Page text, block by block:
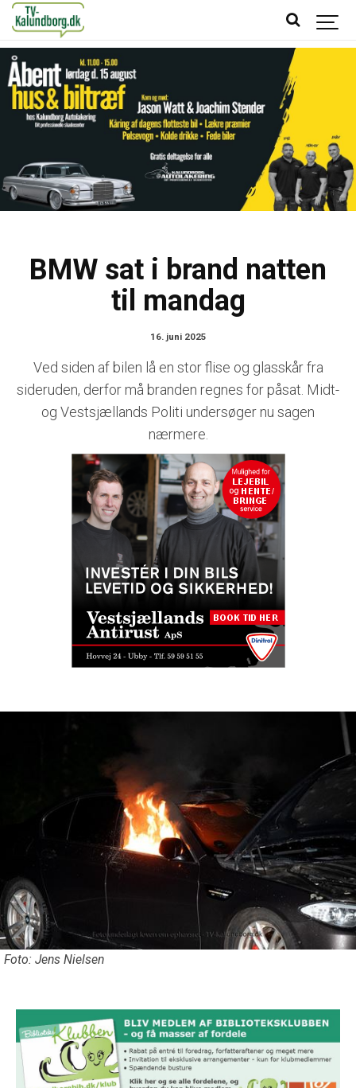
BMW sat i brand natten
til mandag
16. juni 2025
Ved siden af bilen lå en stor flise og glasskår fra
sideruden, derfor må branden regnes for påsat. Midt-
og Vestsjællands Politi undersøger nu sagen
nærmere.
Foto: Jens Nielsen